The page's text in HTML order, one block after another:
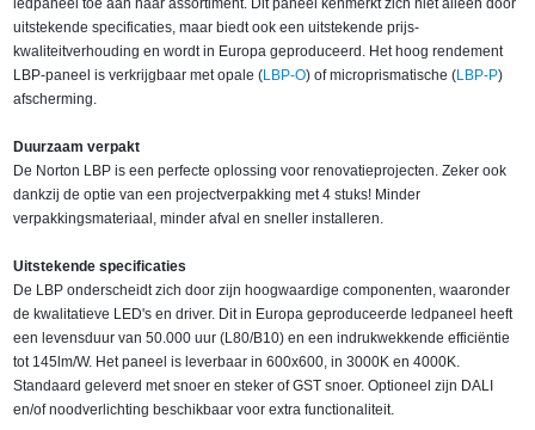
ledpaneel toe aan haar assortiment. Dit paneel kenmerkt zich niet alleen door
uitstekende specificaties, maar biedt ook een uitstekende prijs-
kwaliteitverhouding en wordt in Europa geproduceerd. Het hoog rendement
LBP-paneel is verkrijgbaar met opale (LBP-O) of microprismatische (LBP-P)
afscherming.
Duurzaam verpakt
De Norton LBP is een perfecte oplossing voor renovatieprojecten. Zeker ook
dankzij de optie van een projectverpakking met 4 stuks! Minder
verpakkingsmateriaal, minder afval en sneller installeren.
Uitstekende specificaties
De LBP onderscheidt zich door zijn hoogwaardige componenten, waaronder
de kwalitatieve LED's en driver. Dit in Europa geproduceerde ledpaneel heeft
een levensduur van 50.000 uur (L80/B10) en een indrukwekkende efficiëntie
tot 145lm/W. Het paneel is leverbaar in 600x600, in 3000K en 4000K.
Standaard geleverd met snoer en steker of GST snoer. Optioneel zijn DALI
en/of noodverlichting beschikbaar voor extra functionaliteit.